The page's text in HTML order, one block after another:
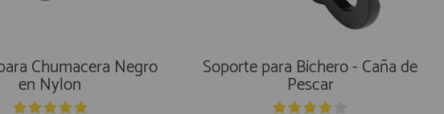
Chumacera Negro
en Nylon
Soporte para Bichero - Caña de
Pescar